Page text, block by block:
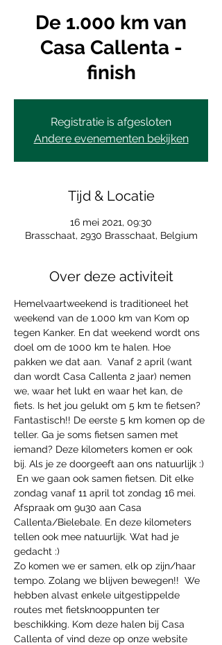
De 1.000 km van
Casa Callenta -
finish
Registratie is afgesloten
Andere evenementen bekijken
Tijd & Locatie
16 mei 2021, 09:30
Brasschaat, 2930 Brasschaat, Belgium
Over deze activiteit
Hemelvaartweekend is traditioneel het
weekend van de 1.000 km van Kom op
tegen Kanker. En dat weekend wordt ons
doel om de 1000 km te halen. Hoe
pakken we dat aan.  Vanaf 2 april (want
dan wordt Casa Callenta 2 jaar) nemen
we, waar het lukt en waar het kan, de
fiets. Is het jou gelukt om 5 km te fietsen?
Fantastisch!! De eerste 5 km komen op de
teller. Ga je soms fietsen samen met
iemand? Deze kilometers komen er ook
bij. Als je ze doorgeeft aan ons natuurlijk :)
En we gaan ook samen fietsen. Dit elke
zondag vanaf 11 april tot zondag 16 mei.
Afspraak om 9u30 aan Casa
Callenta/Bielebale. En deze kilometers
tellen ook mee natuurlijk. Wat had je
gedacht :)
Zo komen we er samen, elk op zijn/haar
tempo. Zolang we blijven bewegen!!  We
hebben alvast enkele uitgestippelde
routes met fietsknooppunten ter
beschikking. Kom deze halen bij Casa
Callenta of vind deze op onze website